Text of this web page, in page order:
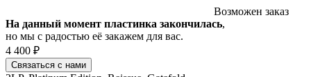
Возможен заказ
На данный момент пластинка закончилась,
но мы с радостью её закажем для вас.
4 400 ₽
Связаться с нами